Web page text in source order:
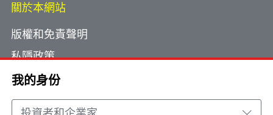
我的身份
關於本網站
版權和免責聲明
私隱政策
使用小型文字檔案
網頁指南